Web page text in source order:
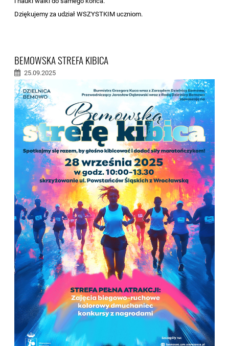
Dziękujemy za udział WSZYSTKIM uczniom.
BEMOWSKA STREFA KIBICA
25.09.2025